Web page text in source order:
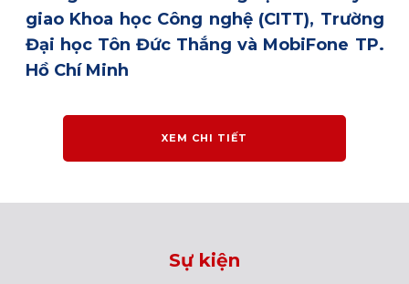
giao Khoa học Công nghệ (CITT), Trường
Đại học Tôn Đức Thắng và MobiFone TP.
Hồ Chí Minh
XEM CHI TIẾT
Sự kiện